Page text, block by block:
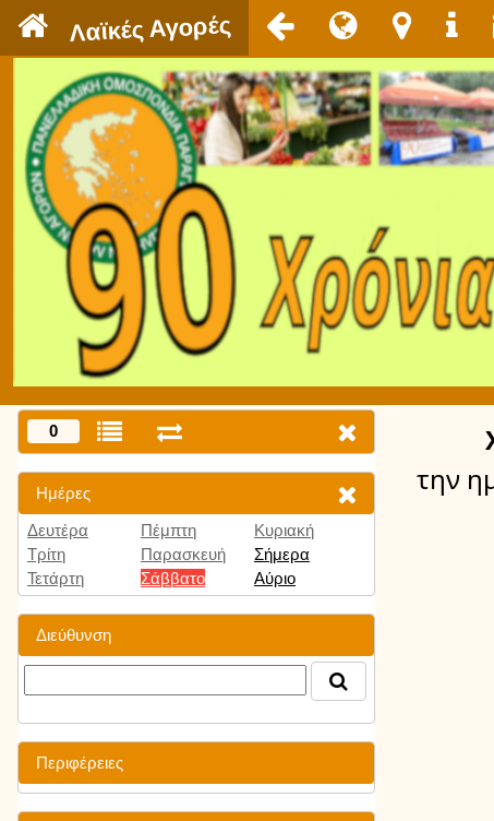
Λαϊκές Αγορές
0
Ημέρες
Δευτέρα
Τρίτη
Τετάρτη
Πέμπτη
Παρασκευή
Σάββατο
Κυριακή
Σήμερα
Αύριο
Διεύθυνση
Περιφέρειες
την